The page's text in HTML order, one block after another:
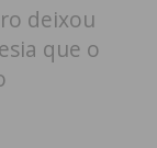
deixou
que o